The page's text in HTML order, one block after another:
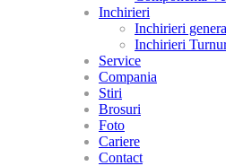
Inchirieri
Inchirieri
Inchirieri
Service
Compania
Stiri
Brosuri
Foto
Cariere
Contact